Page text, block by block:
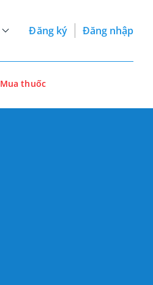
Đăng ký Đăng nhập
Mua thuốc